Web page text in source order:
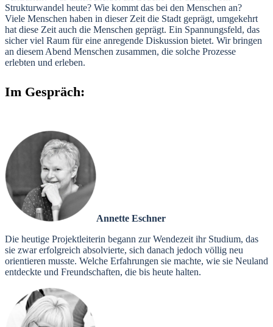
Strukturwandel heute? Wie kommt das bei den Menschen an?
Viele Menschen haben in dieser Zeit die Stadt geprägt, umgekehrt
hat diese Zeit auch die Menschen geprägt. Ein Spannungsfeld, das
sicher viel Raum für eine anregende Diskussion bietet. Wir bringen
an diesem Abend Menschen zusammen, die solche Prozesse
erlebten und erleben.
Im Gespräch:
Annette Eschner
Die heutige Projektleiterin begann zur Wendezeit ihr Studium, das
sie zwar erfolgreich absolvierte, sich danach jedoch völlig neu
orientieren musste. Welche Erfahrungen sie machte, wie sie Neuland
entdeckte und Freundschaften, die bis heute halten.